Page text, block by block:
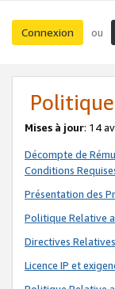
Connexion ou
Mises à jour: 14
Décompte de
Conditions
Présentation des
Politique Relative
Directives
Licence IP et